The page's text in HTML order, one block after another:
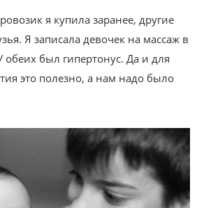
я купила заранее, другие
Я записала девочек на массаж в
был гипертонус. Да и для
это полезно, а нам надо было